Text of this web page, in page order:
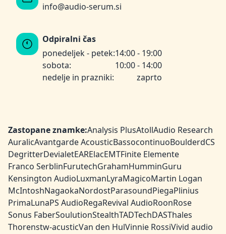
info@audio-serum.si
Odpiralni čas
ponedeljek - petek:14:00 - 19:00
sobota:
10:00 - 14:00
nedelje in prazniki:
zaprto
Zastopane znamke:Analysis PlusAtollAudio Research
AuralicAvantgarde AcousticBassocontinuoBoulderdCS
DegritterDevialetEARElacEMTFinite Elemente
Franco SerblinFurutechGrahamHumminGuru
Kensington AudioLuxmanLyraMagicoMartin Logan
McIntoshNagaokaNordostParasoundPiegaPlinius
PrimaLunaPS AudioRegaRevival AudioRoonRose
Sonus FaberSoulutionStealthTADTechDASThales
Thorenstw-acusticVan den HulVinnie RossiVivid audio